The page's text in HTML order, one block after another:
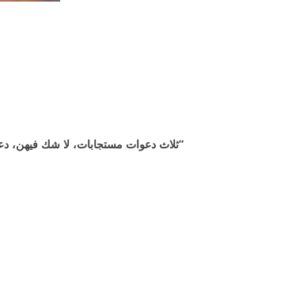
ثلاث دعوات مستجابات، لا شك فيهن، دعوة المظلوم، ودعوة المسافر، ودعوة الوالد على ولده”